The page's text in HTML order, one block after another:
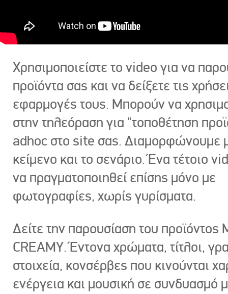
Χρησιμοποιείστε το video για να
προϊόντα σας και να δείξετε τις
εφαρμογές τους. Μπορούν να
στην τηλεόραση για "τοποθέτηση
adhoc στο site σας. Διαμορφώνουμε
κείμενο και το σενάριο. Ένα τέτοιο
να πραγματοποιηθεί επίσης μόνο με
φωτογραφίες, χωρίς γυρίσματα.
Δείτε την παρουσίαση του προϊόντος
CREAMY. Έντονα χρώματα, τίτλοι,
στοιχεία, κονσέρβες που κινούνται
ενέργεια και μουσική σε συνδυασμό